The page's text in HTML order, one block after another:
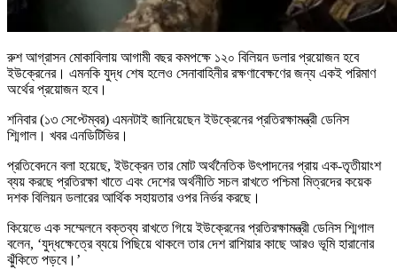
রুশ আগ্রাসন মোকাবিলায় আগামী বছর কমপক্ষে ১২০ বিলিয়ন ডলার প্রয়োজন হবে
ইউক্রেনের। এমনকি যুদ্ধ শেষ হলেও সেনাবাহিনীর রক্ষণাবেক্ষণের জন্য একই পরিমাণ
অর্থের প্রয়োজন হবে।
শনিবার (১৩ সেপ্টেম্বর) এমনটাই জানিয়েছেন ইউক্রেনের প্রতিরক্ষামন্ত্রী ডেনিস
শ্মিগাল। খবর এনডিটিভির।
প্রতিবেদনে বলা হয়েছে, ইউক্রেন তার মোট অর্থনৈতিক উৎপাদনের প্রায় এক-তৃতীয়াংশ
ব্যয় করছে প্রতিরক্ষা খাতে এবং দেশের অর্থনীতি সচল রাখতে পশ্চিমা মিত্রদের কয়েক
দশক বিলিয়ন ডলারের আর্থিক সহায়তার ওপর নির্ভর করছে।
কিয়েভে এক সম্মেলনে বক্তব্য রাখতে গিয়ে ইউক্রেনের প্রতিরক্ষামন্ত্রী ডেনিস শ্মিগাল
বলেন, ‘যুদ্ধক্ষেত্রে ব্যয়ে পিছিয়ে থাকলে তার দেশ রাশিয়ার কাছে আরও ভূমি হারানোর
ঝুঁকিতে পড়বে।’